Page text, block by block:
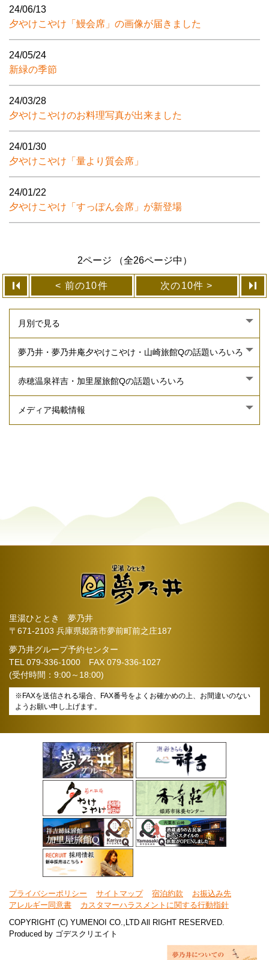
24/06/13
夕やけこやけ「鰻会席」の画像が届きました
24/05/24
新緑の季節
24/03/28
夕やけこやけのお料理写真が出来ました
24/01/30
夕やけこやけ「量より質会席」
24/01/22
夕やけこやけ「すっぽん会席」が新登場
2ページ （全26ページ中）
前の10件 次の10件
里湯ひととき 夢乃井
〒671-2103 兵庫県姫路市夢前町前之庄187
夢乃井グループ予約センター
TEL 079-336-1000 FAX 079-336-1027
(受付時間：9:00～18:00)
※FAXを送信される場合、FAX番号をよくお確かめの上、お間違いのない
ようお願い申し上げます。
プライバシーポリシー サイトマップ 宿泊約款
お振込み先
アレルギー同意書
カスタマーハラスメントに関する行動指針
COPYRIGHT (C) YUMENOI CO.,LTD All RIGHT RESERVED.
Produced by ゴデスクリエイト